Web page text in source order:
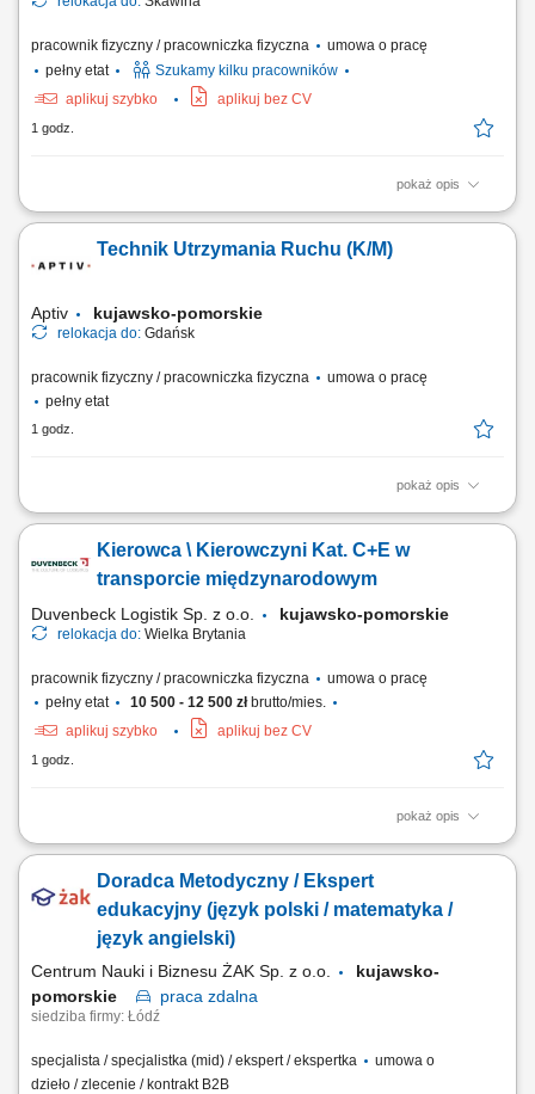
pracownik fizyczny / pracowniczka fizyczna
umowa o pracę
pełny etat
Szukamy kilku pracowników
aplikuj szybko
aplikuj bez CV
1 godz.
pokaż opis
Montaż i podłączanie instalacji elektrycznych zgodnie z dokumentacją
Współpraca z zespołem na etapie realizacji inwestycji.
Technik Utrzymania Ruchu (K/M)
Aptiv kujawsko-pomorskie
relokacja do: Gdańsk
pracownik fizyczny / pracowniczka fizyczna
umowa o pracę
pełny etat
1 godz.
pokaż opis
Miejsce pracy: Gdańsk Wymagania: Wykształcenie techniczne.
doświadczenie w obsłudze i serwisowaniu maszyn do produkcji
seryjnej (montaż, test, pakowanie) Mile widziane będzie doświadczenie
Kierowca \ Kierowczyni Kat. C+E w
transporcie międzynarodowym
Duvenbeck Logistik Sp. z o.o. kujawsko-pomorskie
relokacja do: Wielka Brytania
pracownik fizyczny / pracowniczka fizyczna
umowa o pracę
pełny etat
10 500 - 12 500 złbrutto/mies.
aplikuj szybko
aplikuj bez CV
1 godz.
pokaż opis
Zarobki (10 500 -12 500 brutto) Twój zakres obowiązków:
techniczny pojazdu i zgłaszanie ewentualnych awarii; Odpowiednie
zabezpieczenie przewożonego towaru; Przestrzeganie obowiązujących
przepisów, w tym czasu pracy Kierowcy;...
Doradca Metodyczny / Ekspert
edukacyjny (język polski / matematyka /
język angielski)
Centrum Nauki i Biznesu ŻAK Sp. z o.o.
kujawsko-
pomorskie
praca zdalna
siedziba firmy: Łódź
specjalista / specjalistka (mid) / ekspert / ekspertka
umowa o
dzieło / zlecenie / kontrakt B2B